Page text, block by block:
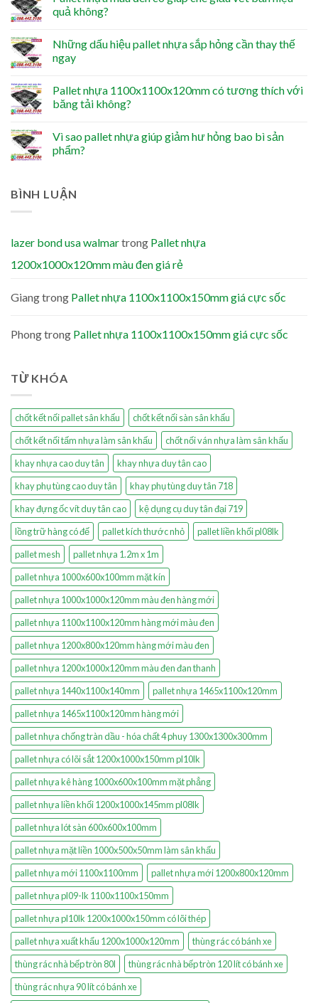
quả không?
Những dấu hiệu pallet nhựa sắp hỏng cần thay thế
ngay
Pallet nhựa 1100x1100x120mm có tương thích với
băng tải không?
Vì sao pallet nhựa giúp giảm hư hỏng bao bì sản
phẩm?
BÌNH LUẬN
lazer bond usa walmartrong Pallet nhựa
1200x1000x120mm màu đen giá rẻ
Giangtrong Pallet nhựa 1100x1100x150mm giá cực sốc
Phongtrong Pallet nhựa 1100x1100x150mm giá cực sốc
TỪ KHÓA
chốt kết nối pallet sân khấu
chốt kết nối sàn sân khấu
chốt kết nối tấm nhựa làm sân khấu
chốt nối ván nhựa làm sân khấu
khay nhựa cao duy tân
khay nhựa duy tân cao
khay phụ tùng cao duy tân
khay phụ tùng duy tân 718
khay đựng ốc vít duy tân cao
kệ dụng cụ duy tân đại 719
lồng trữ hàng có đế
pallet kích thước nhỏ
pallet liền khối pl08lk
pallet mesh
pallet nhựa 1.2m x 1m
pallet nhựa 1000x600x100mm mặt kín
pallet nhựa 1000x1000x120mm màu đen hàng mới
pallet nhựa 1100x1100x120mm hàng mới màu đen
pallet nhựa 1200x800x120mm hàng mới màu đen
pallet nhựa 1200x1000x120mm màu đen đan thanh
pallet nhựa 1440x1100x140mm
pallet nhựa 1465x1100x120mm
pallet nhựa 1465x1100x120mm hàng mới
pallet nhựa chống tràn dầu - hóa chất 4 phuy 1300x1300x300mm
pallet nhựa có lõi sắt 1200x1000x150mm pl10lk
pallet nhựa kê hàng 1000x600x100mm mặt phẳng
pallet nhựa liền khối 1200x1000x145mm pl08lk
pallet nhựa lót sàn 600x600x100mm
pallet nhựa mặt liền 1000x500x50mm làm sân khấu
pallet nhựa mới 1100x1100mm
pallet nhựa mới 1200x800x120mm
pallet nhựa pl09-lk 1100x1100x150mm
pallet nhựa pl10lk 1200x1000x150mm có lõi thép
pallet nhựa xuất khẩu 1200x1000x120mm
thùng rác có bánh xe
thùng rác nhà bếp tròn 80l
thùng rác nhà bếp tròn 120 lít có bánh xe
thùng rác nhựa 90 lít có bánh xe